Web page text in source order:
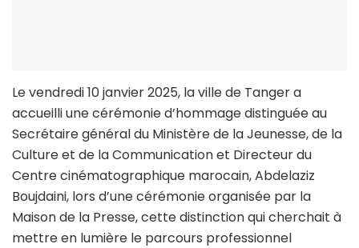
Le vendredi 10 janvier 2025, la ville de Tanger a
accueilli une cérémonie d’hommage distinguée au
Secrétaire général du Ministère de la Jeunesse, de la
Culture et de la Communication et Directeur du
Centre cinématographique marocain, Abdelaziz
Boujdaini, lors d’une cérémonie organisée par la
Maison de la Presse, cette distinction qui cherchait à
mettre en lumière le parcours professionnel